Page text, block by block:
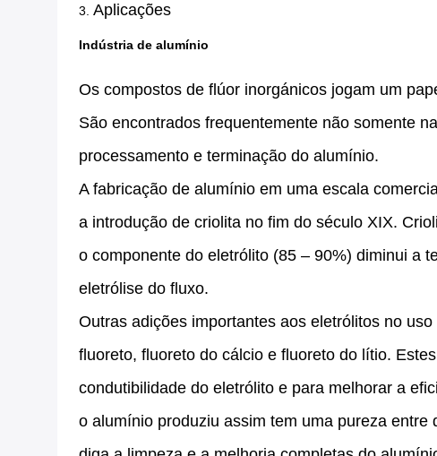
3. Aplicações
Indústria de alumínio
Os compostos de flúor inorgánicos jogam um
São encontrados frequentemente não somente
processamento e terminação do alumínio.
A fabricação de alumínio em uma escala
a introdução de criolita no fim do século XIX.
o componente do eletrólito (85 – 90%) diminui a
eletrólise do fluxo.
Outras adições importantes aos eletrólitos no
fluoreto, fluoreto do cálcio e fluoreto do lítio.
condutibilidade do eletrólito e para melhorar a
o alumínio produziu assim tem uma pureza